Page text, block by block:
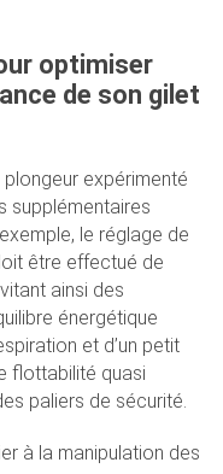
optimiser
de son gilet
expérimenté
supplémentaires
le réglage de
être effectué de
ainsi des
énergétique
et d’un petit
flottabilité quasi
paliers de sécurité.
à la manipulation des